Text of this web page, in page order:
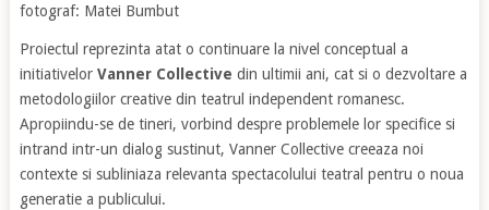
fotograf: Matei Bumbut
Proiectul reprezinta atat o continuare la nivel conceptual a
initiativelor Vanner Collective din ultimii ani, cat si o dezvoltare a
metodologiilor creative din teatrul independent romanesc.
Apropiindu-se de tineri, vorbind despre problemele lor specifice si
intrand intr-un dialog sustinut, Vanner Collective creeaza noi
contexte si subliniaza relevanta spectacolului teatral pentru o noua
generatie a publicului.